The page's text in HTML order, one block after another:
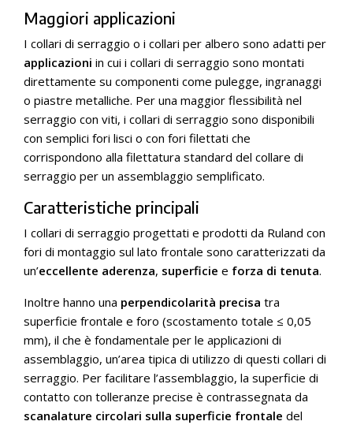
Maggiori applicazioni
I collari di serraggio o i collari per albero sono adatti per
applicazioni in cui i collari di serraggio sono montati
direttamente su componenti come pulegge, ingranaggi
o piastre metalliche. Per una maggior flessibilità nel
serraggio con viti, i collari di serraggio sono disponibili
con semplici fori lisci o con fori filettati che
corrispondono alla filettatura standard del collare di
serraggio per un assemblaggio semplificato.
Caratteristiche principali
I collari di serraggio progettati e prodotti da Ruland con
fori di montaggio sul lato frontale sono caratterizzati da
un’eccellente aderenza, superficie e forza di tenuta.
Inoltre hanno una perpendicolarità precisa tra
superficie frontale e foro (scostamento totale ≤ 0,05
mm), il che è fondamentale per le applicazioni di
assemblaggio, un’area tipica di utilizzo di questi collari di
serraggio. Per facilitare l’assemblaggio, la superficie di
contatto con tolleranze precise è contrassegnata da
scanalature circolari sulla superficie frontale del